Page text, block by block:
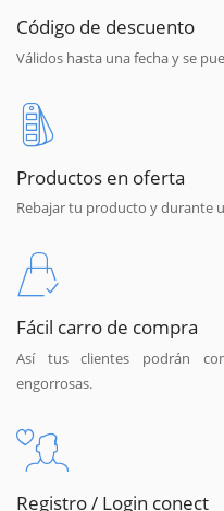
Código de descuento
Válidos hasta una fecha y se
Productos en oferta
Rebajar tu producto y durante
Fácil carro de compra
Así tus clientes podrán
engorrosas.
Registro / Login conect